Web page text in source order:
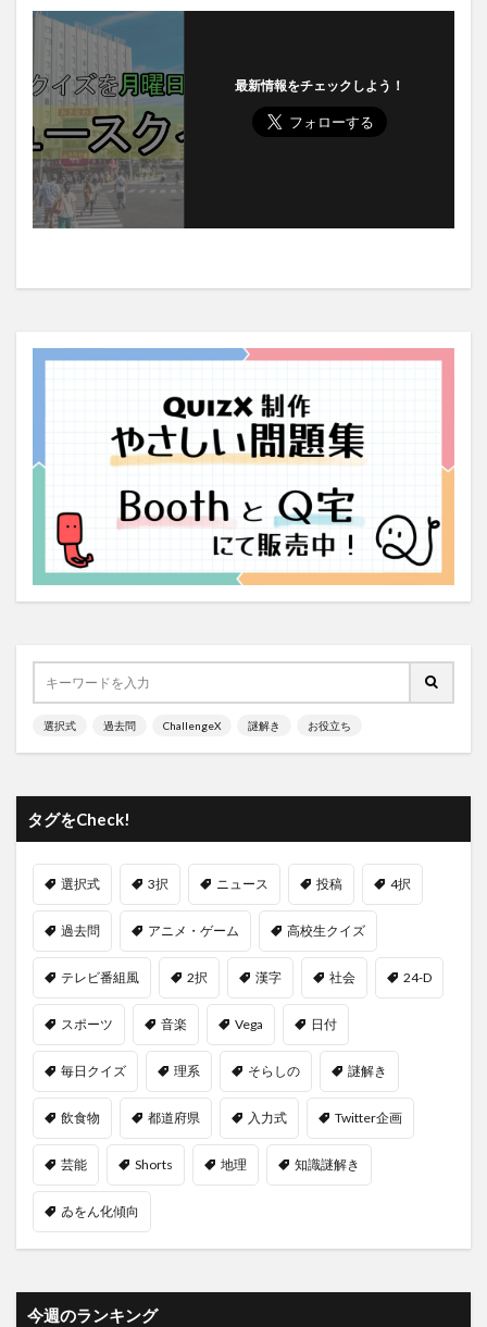
最新情報をチェックしよう！
選択式 過去問 ChallengeX 謎解き お役立ち
タグをCheck!
選択式 3択 ニュース 投稿 4択
過去問 アニメ・ゲーム 高校生クイズ
テレビ番組風 2択 漢字 社会 24-D
スポーツ 音楽 Vega 日付
毎日クイズ 理系 そらしの 謎解き
飲食物 都道府県 入力式 Twitter企画
芸能 Shorts 地理 知識謎解き
ゐをん化傾向
今週のランキング